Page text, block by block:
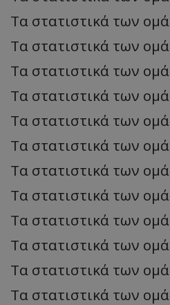
Τα στατιστικά των
Τα στατιστικά των
Τα στατιστικά των
Τα στατιστικά των
Τα στατιστικά των
Τα στατιστικά των
Τα στατιστικά των
Τα στατιστικά των
Τα στατιστικά των
Τα στατιστικά των
Τα στατιστικά των
Τα στατιστικά των